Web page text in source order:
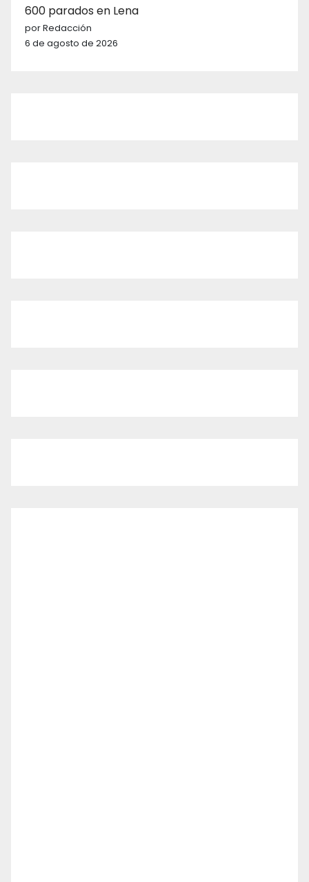
600 parados en Lena
por Redacción
6 de agosto de 2026